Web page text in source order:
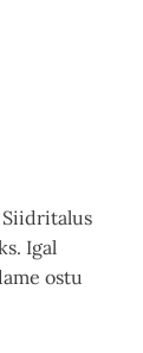
Igal
ostu